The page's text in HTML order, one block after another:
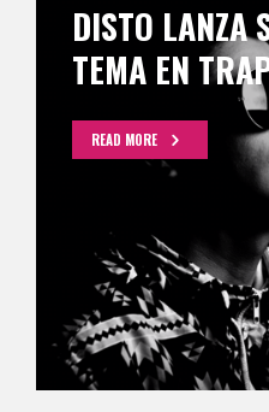
DISTO LANZA
TEMA EN
READ MORE